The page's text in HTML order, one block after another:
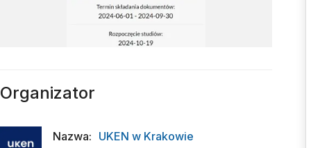
Organizator
Nazwa: UKEN w Krakowie